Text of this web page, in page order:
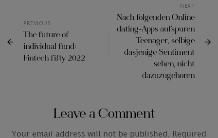
PREVIOUS
The future of
individual fund:
Fintech fifty 2022
NEXT
Nach folgenden Online
dating-Apps aufspuren
Teenager, selbige
dasjenige Sentiment
sehen, nicht
dazuzugehoren
Leave a Comment
Your email address will not be published. Required